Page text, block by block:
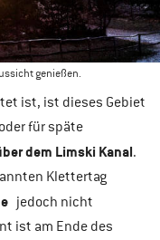
genießen.
ist, ist dieses Gebiet
für späte
dem Limski Kanal.
Klettertag
jedoch nicht
ist am Ende des